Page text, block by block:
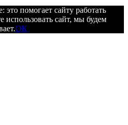
помогает сайту работать
сайт, мы будем
ОК